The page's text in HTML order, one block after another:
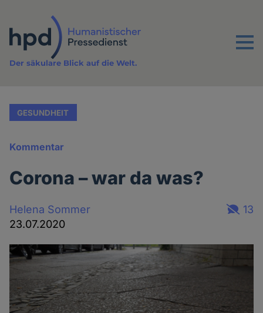
Inhalt
Menu
Der säkulare Blick auf die Welt.
GESUNDHEIT
Kommentar
Corona – war da was?
Helena Sommer
23.07.2020
13